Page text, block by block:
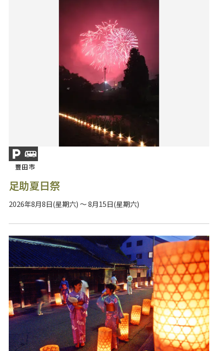
豐田市
足助夏日祭
2026年8月8日(星期六) ～ 8月15日(星期六)